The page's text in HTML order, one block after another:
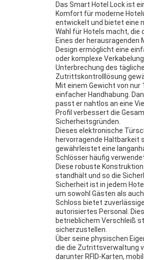
Das Smart Hotel Lock ist
Komfort für moderne
entwickelt und bietet eine
Wahl für Hotels macht, die
Eines der
Design ermöglicht eine
oder komplexe
Unterbrechung des
Zutrittskontrolllösung
Mit einem Gewicht von
einfacher Handhabung.
passt er nahtlos an eine
Profil verbessert die
Sicherheitsgründen.
Dieses elektronische
hervorragende Haltbarkeit
gewährleistet eine
Schlösser häufig
Diese robuste
standhält und so die
Sicherheit ist in jedem
um sowohl Gästen als
Schloss bietet
autorisiertes Personal.
betrieblichem Verschleiß
sicherzustellen.
Über seine physischen
die die Zutrittsverwaltung
darunter RFID-Karten,